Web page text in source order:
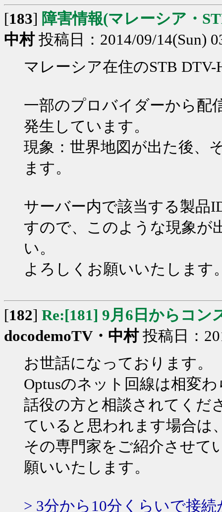
[183] 障害情報(マレーシア・
中村投稿日：2014/09/14(Sun)
マレーシア在住のSTB
一部のプロバイダーから配
発生しています。
現象：世界地図が出た後、
ます。
サーバー内で該当する製品
すので、このような現象が
い。
よろしくお願いいたします
[182] Re:[181] 9月6日からコン
docodemoTV・中村投稿日：
お世話になっております。
Optusのネット回線は相変
話役の方と相談されてくだ
ていると思われます場合は
その専門家をご紹介させて
願いいたします。
> 3分から10分くらいで接